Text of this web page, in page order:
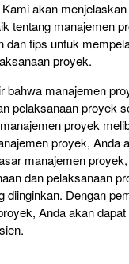
akan
tentang manajemen
dan tips untuk
proyek.
bahwa manajemen
pelaksanaan proyek
proyek
proyek, Anda
manajemen
dan pelaksanaan
diinginkan. Dengan
Anda akan